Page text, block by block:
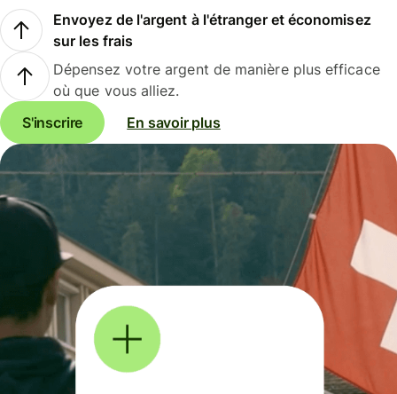
Envoyez de l'argent à l'étranger et économisez
sur les frais
Dépensez votre argent de manière plus efficace
où que vous alliez.
S'inscrire
En savoir plus